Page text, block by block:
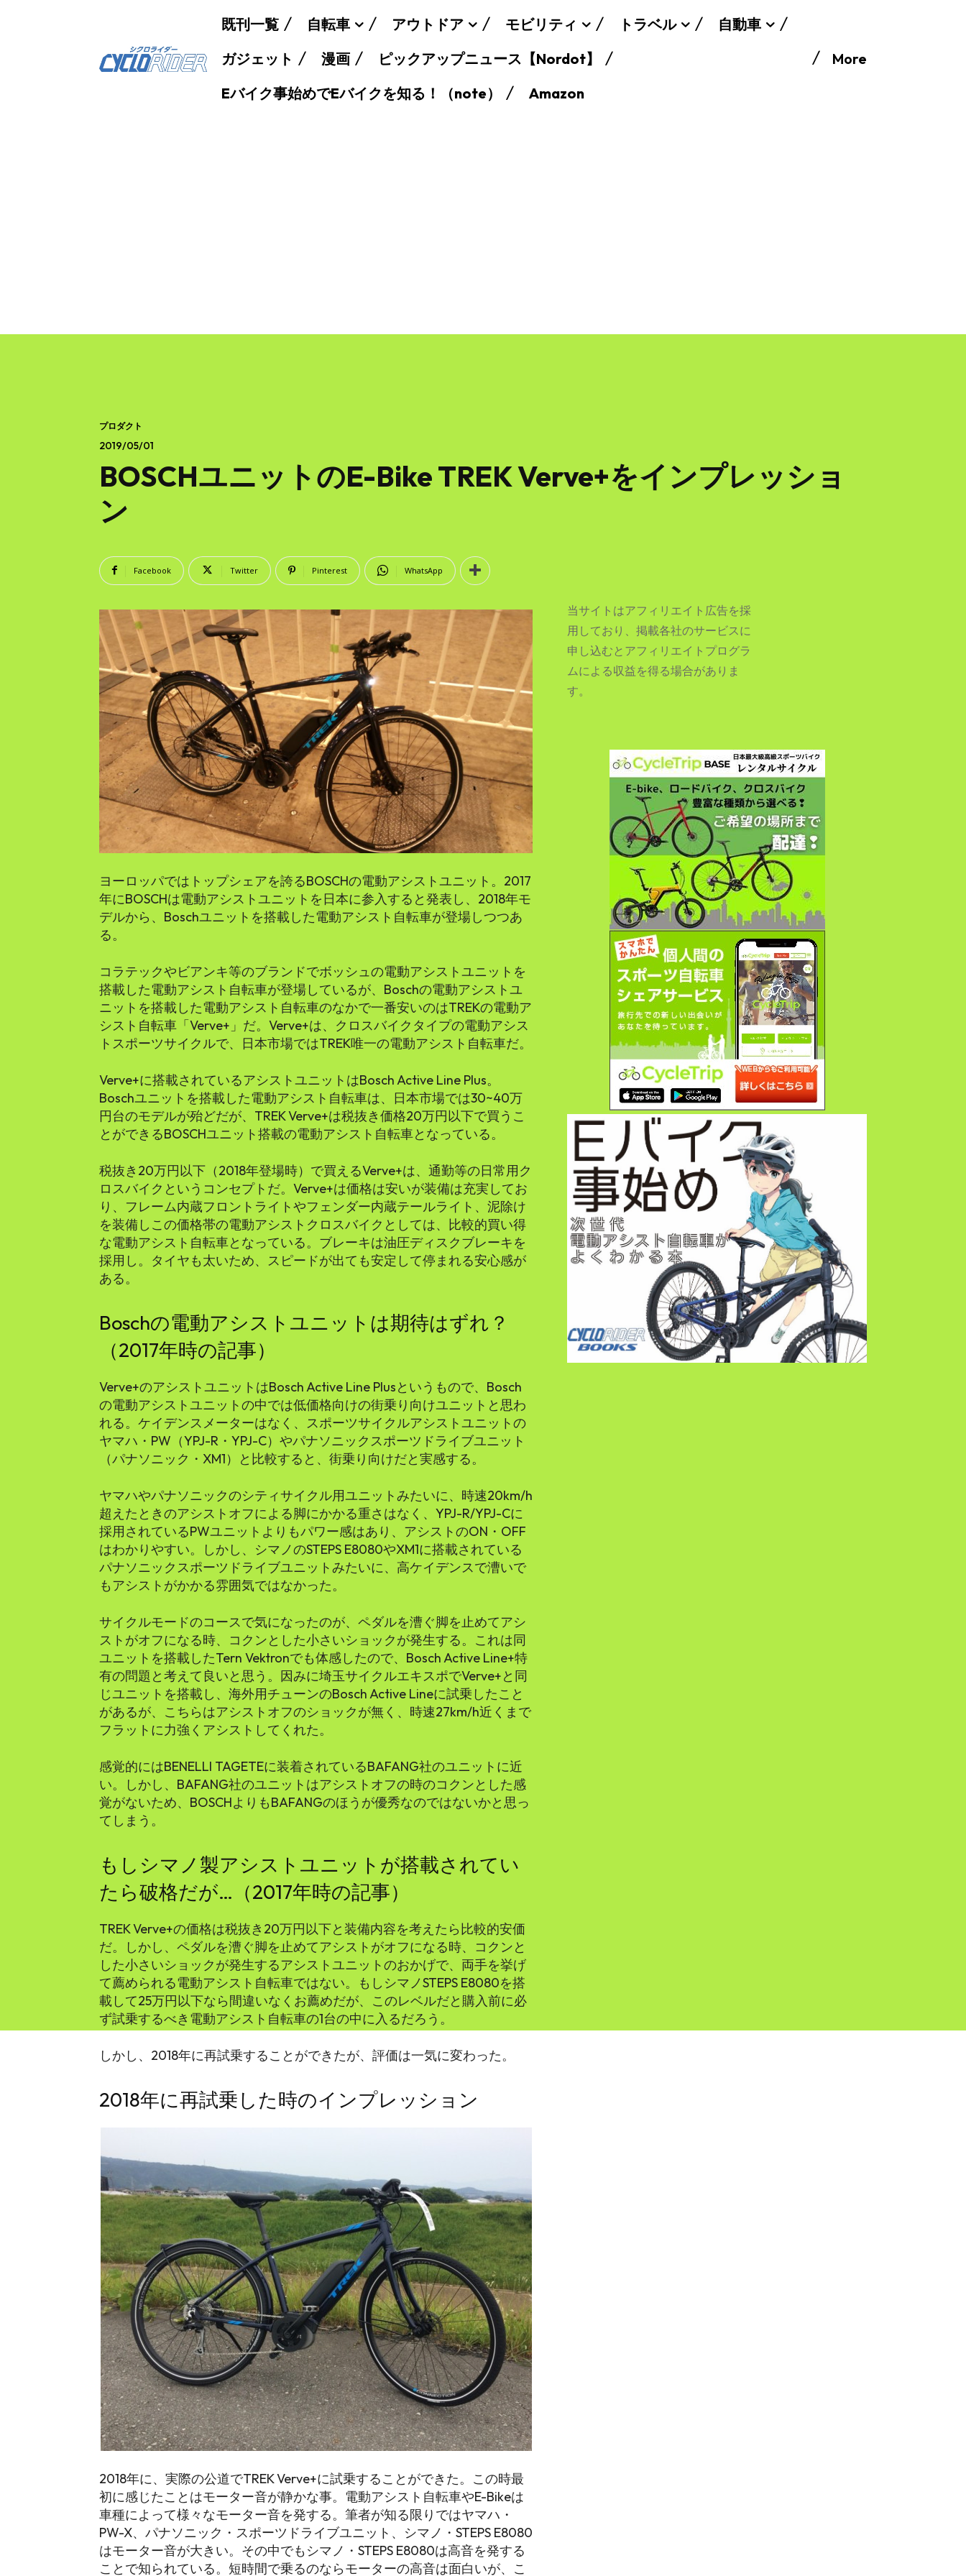
既刊一覧 自転車 アウトドア モビリティ トラベル
自動車
ガジェット
漫画
ピックアップニュース【Nordot】
Eバイク事始めでEバイクを知る！（note）
Amazon
More
プロダクト
2019/05/01
BOSCHユニットのE-Bike TREK Verve+をインプレッショ
ン
Facebook Twitter Pinterest WhatsApp
ヨーロッパではトップシェアを誇るBOSCHの電動アシストユニット。2017
年にBOSCHは電動アシストユニットを日本に参入すると発表し、2018年モ
デルから、Boschユニットを搭載した電動アシスト自転車が登場しつつあ
る。
コラテックやビアンキ等のブランドでボッシュの電動アシストユニットを
搭載した電動アシスト自転車が登場しているが、Boschの電動アシストユ
ニットを搭載した電動アシスト自転車のなかで一番安いのはTREKの電動ア
シスト自転車「Verve+」だ。Verve+は、クロスバイクタイプの電動アシス
トスポーツサイクルで、日本市場ではTREK唯一の電動アシスト自転車だ。
Verve+に搭載されているアシストユニットはBosch Active Line Plus。
Boschユニットを搭載した電動アシスト自転車は、日本市場では30~40万
円台のモデルが殆どだが、TREK Verve+は税抜き価格20万円以下で買うこ
とができるBOSCHユニット搭載の電動アシスト自転車となっている。
税抜き20万円以下（2018年登場時）で買えるVerve+は、通勤等の日常用ク
ロスバイクというコンセプトだ。Verve+は価格は安いが装備は充実してお
り、フレーム内蔵フロントライトやフェンダー内蔵テールライト、泥除け
を装備しこの価格帯の電動アシストクロスバイクとしては、比較的買い得
な電動アシスト自転車となっている。ブレーキは油圧ディスクブレーキを
採用し。タイヤも太いため、スピードが出ても安定して停まれる安心感が
ある。
Boschの電動アシストユニットは期待はずれ？
（2017年時の記事）
Verve+のアシストユニットはBosch Active Line Plusというもので、Bosch
の電動アシストユニットの中では低価格向けの街乗り向けユニットと思わ
れる。ケイデンスメーターはなく、スポーツサイクルアシストユニットの
ヤマハ・PW（YPJ-R・YPJ-C）やパナソニックスポーツドライブユニット
（パナソニック・XM1）と比較すると、街乗り向けだと実感する。
ヤマハやパナソニックのシティサイクル用ユニットみたいに、時速20km/h
超えたときのアシストオフによる脚にかかる重さはなく、YPJ-R/YPJ-Cに
採用されているPWユニットよりもパワー感はあり、アシストのON・OFF
はわかりやすい。しかし、シマノのSTEPS E8080やXM1に搭載されている
パナソニックスポーツドライブユニットみたいに、高ケイデンスで漕いで
もアシストがかかる雰囲気ではなかった。
サイクルモードのコースで気になったのが、ペダルを漕ぐ脚を止めてアシ
ストがオフになる時、コクンとした小さいショックが発生する。これは同
ユニットを搭載したTern Vektronでも体感したので、Bosch Active Line+特
有の問題と考えて良いと思う。因みに埼玉サイクルエキスポでVerve+と同
じユニットを搭載し、海外用チューンのBosch Active Lineに試乗したこと
があるが、こちらはアシストオフのショックが無く、時速27km/h近くまで
フラットに力強くアシストしてくれた。
感覚的にはBENELLI TAGETEに装着されているBAFANG社のユニットに近
い。しかし、BAFANG社のユニットはアシストオフの時のコクンとした感
覚がないため、BOSCHよりもBAFANGのほうが優秀なのではないかと思っ
てしまう。
もしシマノ製アシストユニットが搭載されてい
たら破格だが…（2017年時の記事）
TREK Verve+の価格は税抜き20万円以下と装備内容を考えたら比較的安価
だ。しかし、ペダルを漕ぐ脚を止めてアシストがオフになる時、コクンと
した小さいショックが発生するアシストユニットのおかげで、両手を挙げ
て薦められる電動アシスト自転車ではない。もしシマノSTEPS E8080を搭
載して25万円以下なら間違いなくお薦めだが、このレベルだと購入前に必
ず試乗するべき電動アシスト自転車の1台の中に入るだろう。
しかし、2018年に再試乗することができたが、評価は一気に変わった。
2018年に再試乗した時のインプレッション
2018年に、実際の公道でTREK Verve+に試乗することができた。この時最
初に感じたことはモーター音が静かな事。電動アシスト自転車やE-Bikeは
車種によって様々なモーター音を発する。筆者が知る限りではヤマハ・
PW-X、パナソニック・スポーツドライブユニット、シマノ・STEPS E8080
はモーター音が大きい。その中でもシマノ・STEPS E8080は高音を発する
ことで知られている。短時間で乗るのならモーターの高音は面白いが、こ
当サイトはアフィリエイト広告を採
用しており、掲載各社のサービスに
申し込むとアフィリエイトプログラ
ムによる収益を得る場合がありま
す。